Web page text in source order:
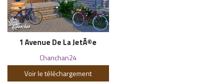
1 Avenue De La JetÃ©e
Chanchan24
Voir le téléchargement